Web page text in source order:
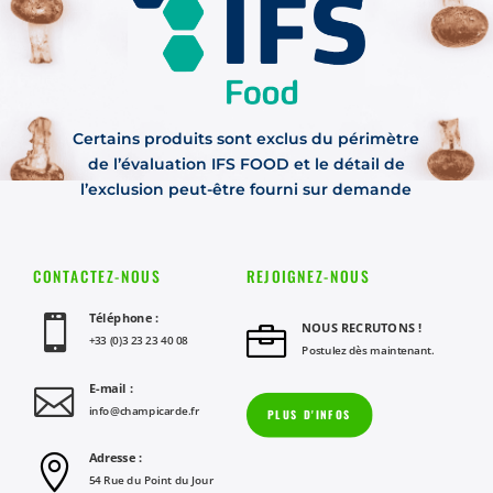
Certains produits sont exclus du périmètre
de l’évaluation IFS FOOD et le détail de
l’exclusion peut-être fourni sur demande
CONTACTEZ-NOUS
 Téléphone :
+33 (0)3 23 23 40 08
 E-mail :
info@champicarde.fr
 Adresse :
54 Rue du Point du Jour
REJOIGNEZ-NOUS
 NOUS RECRUTONS !
Postulez dès maintenant.
PLUS D'INFOS